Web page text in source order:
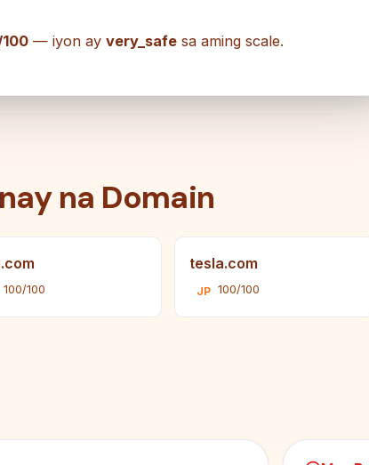
— iyon ay very_safe sa aming scale.
na Domain
100/100
tesla.com
JP 100/100